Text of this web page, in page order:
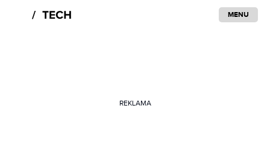
MENU
REKLAMA